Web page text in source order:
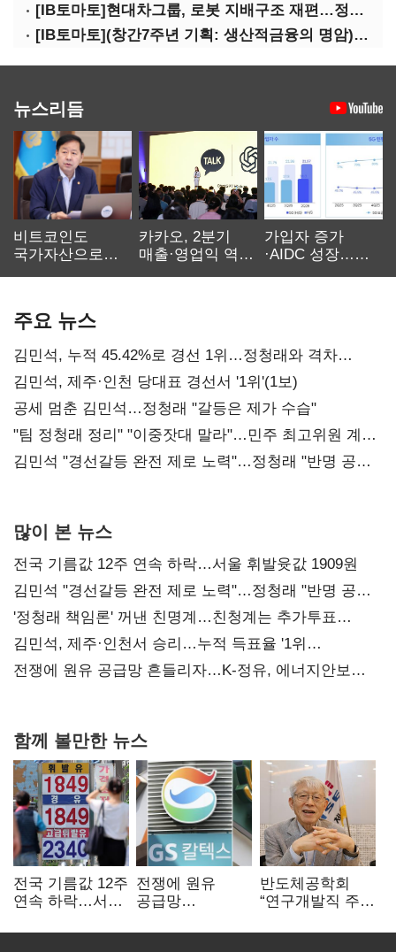
[IB토마토]현대차그룹, 로봇 지배구조 재편…정의선 1245억 추가 투입 유력
[IB토마토](창간7주년 기획: 생산적금융의 명암)③선택받은 산업, 커진 자금격차
뉴스리듬
비트코인도
국가자산으로…'
카카오, 2분기
매출·영업익 역대
가입자 증가
·AIDC 성장…
주요 뉴스
김민석, 누적 45.42%로 경선 1위…정청래와 격차
0.86%p(2보)
김민석, 제주·인천 당대표 경선서 '1위'(1보)
공세 멈춘 김민석…정청래 "갈등은 제가 수습"
"팀 정청래 정리" "이중잣대 말라"…민주 최고위원 계파
다툼 격화
김민석 "경선갈등 완전 제로 노력"…정청래 "반명 공세
많이 본 뉴스
전국 기름값 12주 연속 하락…서울 휘발윳값 1909원
김민석 "경선갈등 완전 제로 노력"…정청래 "반명 공세
사과부터"
'정청래 책임론' 꺼낸 친명계…친청계는 추가투표
때리기
김민석, 제주·인천서 승리…누적 득표율 '1위
탈환'(종합)
전쟁에 원유 공급망 흔들리자…K-정유, 에너지안보
함께 볼만한 뉴스
전국 기름값 12주
연속 하락…서울
전쟁에 원유
공급망
정유, 에너지안보
반도체공학회
“연구개발직 주
개선해야”